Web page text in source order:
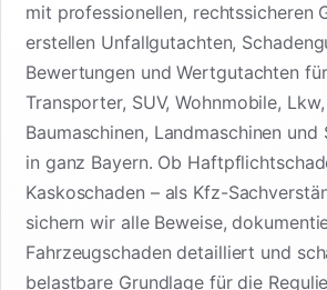
mit professionellen, rechtssicheren
erstellen Unfallgutachten,
Bewertungen und Wertgutachten
Transporter, SUV, Wohnmobile, Lkw,
Baumaschinen, Landmaschinen
in ganz Bayern. Ob
Kaskoschaden – als Kfz-
sichern wir alle Beweise,
Fahrzeugschaden detailliert und
belastbare Grundlage für die